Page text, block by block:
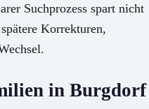
Suchprozess spart nicht
Korrekturen,
in Burgdorf